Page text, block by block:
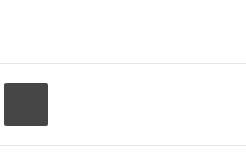
par email Imprimer